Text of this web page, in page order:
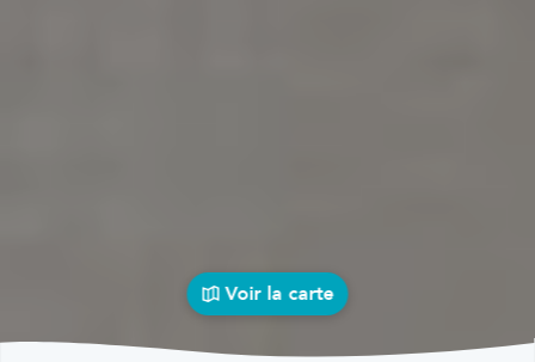
Voir la carte